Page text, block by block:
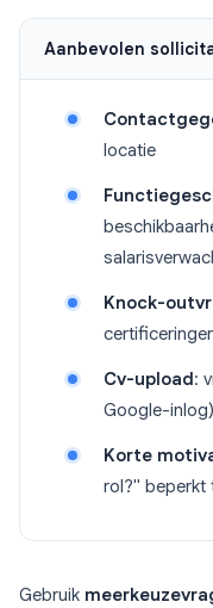
Aanbevolen
locatie
Knock-
Cv-upload :
Google-inlog)
Korte
rol?"
Gebruik